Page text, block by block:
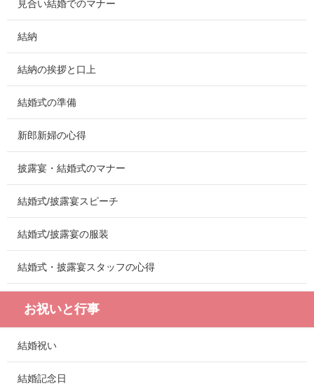
見合い結婚でのマナー
結納
結納の挨拶と口上
結婚式の準備
新郎新婦の心得
披露宴・結婚式のマナー
結婚式/披露宴スピーチ
結婚式/披露宴の服装
結婚式・披露宴スタッフの心得
お祝いと行事
結婚祝い
結婚記念日